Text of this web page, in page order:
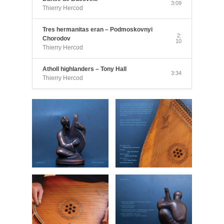
Thierry Hercod
3:09
Tres hermanitas eran – Podmoskovnyi
Chorodov
Thierry Hercod
2:
10
Atholl highlanders – Tony Hall
Thierry Hercod
3:34